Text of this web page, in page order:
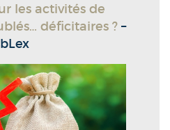
les activités de
déficitaires ? –